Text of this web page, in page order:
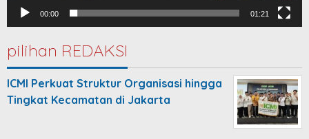
00:00 01:21
pilihan REDAKSI
ICMI Perkuat Struktur Organisasi hingga
Tingkat Kecamatan di Jakarta